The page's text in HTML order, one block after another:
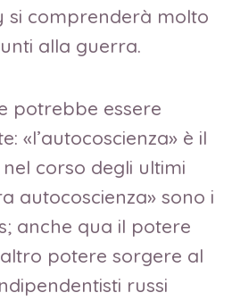
si comprenderà molto
alla guerra.
potrebbe essere
«l’autocoscienza» è il
corso degli ultimi
autocoscienza» sono i
anche qua il potere
potere sorgere al
russi